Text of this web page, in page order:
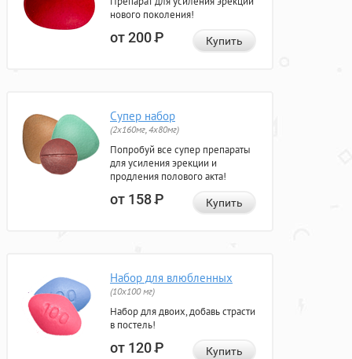
нового поколения!
от 200Р Купить
Супер набор
(2х160мг, 4х80мг)
Попробуй все супер препараты
для усиления эрекции и
продления полового акта!
от 158Р Купить
Набор для влюбленных
(10х100 мг)
Набор для двоих, добавь страсти
в постель!
от 120Р Купить